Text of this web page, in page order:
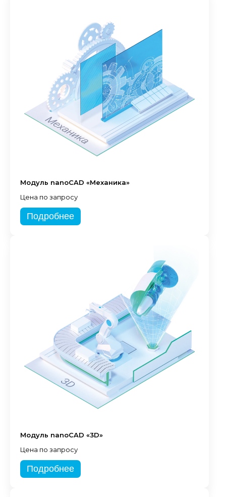
Модуль nanoCAD «Механика»
Цена по запросу
Подробнее
Модуль nanoCAD «3D»
Цена по запросу
Подробнее